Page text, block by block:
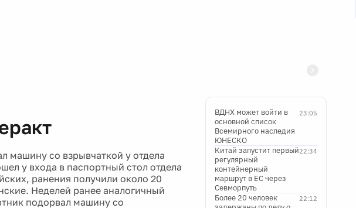
машину со взрывчаткой у отдела
у входа в паспортный стол отдела
ранения получили около 20
Неделей ранее аналогичный
подорвал машину со
23:05
ВДНХ может войти в
основной список
Всемирного наследия
ЮНЕСКО
22:34
Китай запустит первый
регулярный
контейнерный
маршрут в ЕС через
Севморпуть
22:12
Более 20 человек